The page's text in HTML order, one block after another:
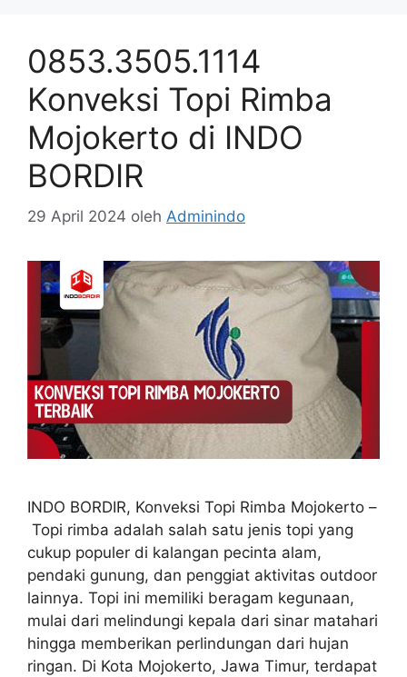
0853.3505.1114
Konveksi Topi Rimba
Mojokerto di INDO
BORDIR
29 April 2024 oleh Adminindo
INDO BORDIR, Konveksi Topi Rimba Mojokerto –
Topi rimba adalah salah satu jenis topi yang
cukup populer di kalangan pecinta alam,
pendaki gunung, dan penggiat aktivitas outdoor
lainnya. Topi ini memiliki beragam kegunaan,
mulai dari melindungi kepala dari sinar matahari
hingga memberikan perlindungan dari hujan
ringan. Di Kota Mojokerto, Jawa Timur, terdapat